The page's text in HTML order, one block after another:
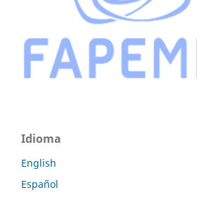
Idioma
English
Español